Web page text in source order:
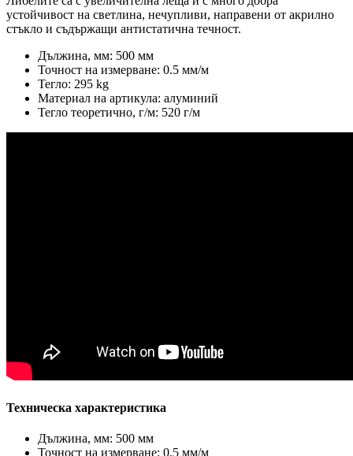
устойчивост на светлина, нечупливи, направени от акрилно
стъкло и съдържащи антистатична течност.
Дължина, мм: 500 мм
Точност на измерване: 0.5 мм/м
Тегло: 295 kg
Материал на артикула: алуминий
Тегло теоретично, г/м: 520 г/м
Техническа характеристика
Дължина, мм: 500 мм
Точност на измерване: 0.5 мм/м